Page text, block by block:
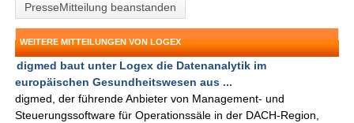
PresseMitteilung beanstanden
WEITERE MITTEILUNGEN VON LOGEX
digmed baut unter Logex die Datenanalytik im
europäischen Gesundheitswesen aus ...
digmed, der führende Anbieter von Management- und
Steuerungssoftware für Operationssäle in der DACH-Region,